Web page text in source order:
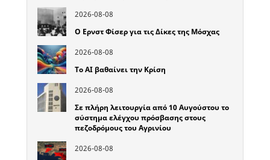
2026-08-08
Ο Ερνστ Φίσερ για τις Δίκες της Μόσχας
2026-08-08
Το ΑΙ βαθαίνει την Κρίση
2026-08-08
Σε πλήρη λειτουργία από 10 Αυγούστου το
σύστημα ελέγχου πρόσβασης στους
πεζοδρόμους του Αγρινίου
2026-08-08